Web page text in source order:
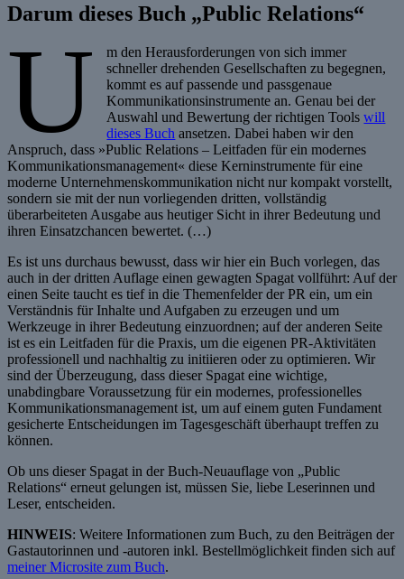
Darum dieses Buch „Public Relations“
U
m den Herausforderungen von sich immer
schneller drehenden Gesellschaften zu begegnen,
kommt es auf passende und passgenaue
Kommunikationsinstrumente an. Genau bei der
Auswahl und Bewertung der richtigen Toolswill
dieses Buch ansetzen. Dabei haben wir den
Anspruch, dass »Public Relations – Leitfaden für ein modernes
Kommunikationsmanagement« diese Kerninstrumente für eine
moderne Unternehmenskommunikation nicht nur kompakt vorstellt,
sondern sie mit der nun vorliegenden dritten, vollständig
überarbeiteten Ausgabe aus heutiger Sicht in ihrer Bedeutung und
ihren Einsatzchancen bewertet. (…)
Es ist uns durchaus bewusst, dass wir hier ein Buch vorlegen, das
auch in der dritten Auflage einen gewagten Spagat vollführt: Auf der
einen Seite taucht es tief in die Themenfelder der PR ein, um ein
Verständnis für Inhalte und Aufgaben zu erzeugen und um
Werkzeuge in ihrer Bedeutung einzuordnen; auf der anderen Seite
ist es ein Leitfaden für die Praxis, um die eigenen PR-Aktivitäten
professionell und nachhaltig zu initiieren oder zu optimieren. Wir
sind der Überzeugung, dass dieser Spagat eine wichtige,
unabdingbare Voraussetzung für ein modernes, professionelles
Kommunikationsmanagement ist, um auf einem guten Fundament
gesicherte Entscheidungen im Tagesgeschäft überhaupt treffen zu
können.
Ob uns dieser Spagat in der Buch-Neuauflage von „Public
Relations“ erneut gelungen ist, müssen Sie, liebe Leserinnen und
Leser, entscheiden.
HINWEIS: Weitere Informationen zum Buch, zu den Beiträgen der
Gastautorinnen und -autoren inkl. Bestellmöglichkeit finden sich auf
meiner Microsite zum Buch.